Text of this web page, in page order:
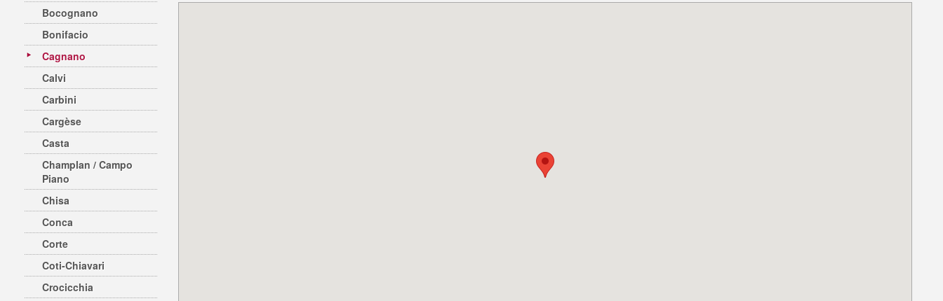
Bocognano
Bonifacio
Cagnano
Calvi
Carbini
Cargèse
Casta
Champlan / Campo
Piano
Chisa
Conca
Corte
Coti-Chiavari
Crocicchia